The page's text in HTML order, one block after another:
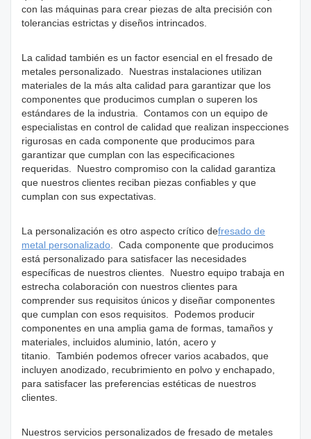
con las máquinas para crear piezas de alta precisión con
tolerancias estrictas y diseños intrincados.
La calidad también es un factor esencial en el fresado de
metales personalizado. Nuestras instalaciones utilizan
materiales de la más alta calidad para garantizar que los
componentes que producimos cumplan o superen los
estándares de la industria. Contamos con un equipo de
especialistas en control de calidad que realizan inspecciones
rigurosas en cada componente que producimos para
garantizar que cumplan con las especificaciones
requeridas. Nuestro compromiso con la calidad garantiza
que nuestros clientes reciban piezas confiables y que
cumplan con sus expectativas.
La personalización es otro aspecto crítico defresado de
metal personalizado . Cada componente que producimos
está personalizado para satisfacer las necesidades
específicas de nuestros clientes. Nuestro equipo trabaja en
estrecha colaboración con nuestros clientes para
comprender sus requisitos únicos y diseñar componentes
que cumplan con esos requisitos. Podemos producir
componentes en una amplia gama de formas, tamaños y
materiales, incluidos aluminio, latón, acero y
titanio. También podemos ofrecer varios acabados, que
incluyen anodizado, recubrimiento en polvo y enchapado,
para satisfacer las preferencias estéticas de nuestros
clientes.
Nuestros servicios personalizados de fresado de metales